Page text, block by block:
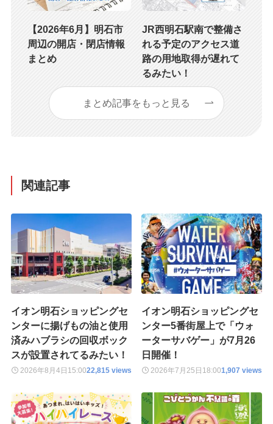
【2026年6月】明石市
周辺の開店・閉店情報
まとめ
JR西明石駅南で整備さ
れる予定のアクセス道
路の用地取得が遅れて
るみたい！
まとめ記事をもっと見る
関連記事
イオン明石ショッピングセ
ンターに揚げもの油と使用
済みハブラシの回収ボック
スが設置されてるみたい！
2026年8月4日 15:0022,815 views
イオン明石ショッピングセ
ンター5番街屋上で「ウォ
ーターサバゲー」が7月26
日開催！
2026年7月25日 18:001,907 views